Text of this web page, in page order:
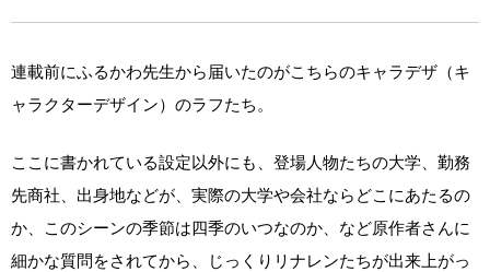
連載前にふるかわ先生から届いたのがこちらのキャラデザ（キ
ャラクターデザイン）のラフたち。
ここに書かれている設定以外にも、登場人物たちの大学、勤務
先商社、出身地などが、実際の大学や会社ならどこにあたるの
か、このシーンの季節は四季のいつなのか、など原作者さんに
細かな質問をされてから、じっくりリナレンたちが出来上がっ